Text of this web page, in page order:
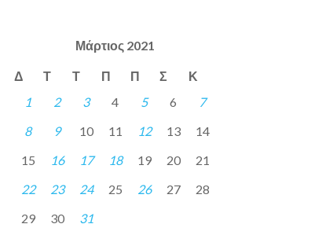
Μάρτιος 2021
Δ Τ Τ Π Π Σ Κ
1 2 3 4 5 6
7
8
9 10 11 12 13
14
15
16 17 18 19 20
21
22
23 24 25 26 27
28
29
30 31